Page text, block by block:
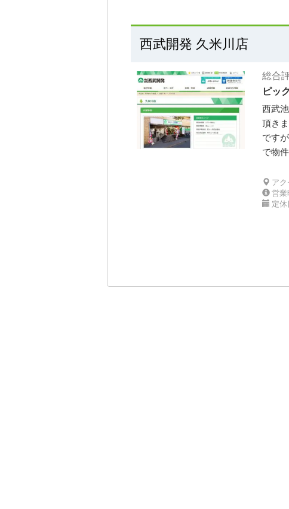
西武開発 久米川店
総合
ピッ
西武
頂き
です
で物
ア
営業
定